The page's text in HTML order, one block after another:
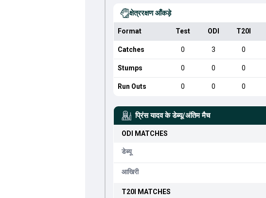
क्षेत्ररक्षण आँकड़े
Format Test ODI T20I
Catches 0 3 0
Stumps 0 0 0
Run Outs 0 0 0
प्रिंस यादवके डेब्यू/अंतिम मैच
ODI MATCHES
डेब्यू
आखिरी
T20I MATCHES